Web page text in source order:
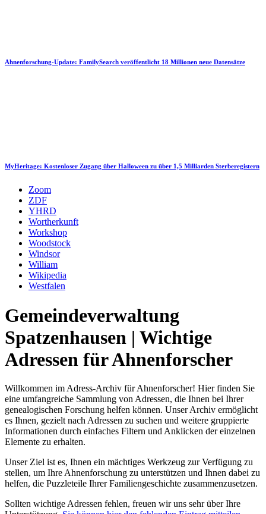
Ahnenforschung-Update: FamilySearch veröffentlicht 18 Millionen neue Datensätze
MyHeritage: Kostenloser Zugang über Halloween zu über 1,5 Milliarden Sterberegistern
Zoom
ZDF
YHRD
Wortherkunft
Workshop
Woodstock
Windsor
William
Wikipedia
Westfalen
Gemeindeverwaltung
Spatzenhausen | Wichtige
Adressen für Ahnenforscher
Willkommen im Adress-Archiv für Ahnenforscher! Hier finden Sie
eine umfangreiche Sammlung von Adressen, die Ihnen bei Ihrer
genealogischen Forschung helfen können. Unser Archiv ermöglicht
es Ihnen, gezielt nach Adressen zu suchen und weitere gruppierte
Informationen durch einfaches Filtern und Anklicken der einzelnen
Elemente zu erhalten.
Unser Ziel ist es, Ihnen ein mächtiges Werkzeug zur Verfügung zu
stellen, um Ihre Ahnenforschung zu unterstützen und Ihnen dabei zu
helfen, die Puzzleteile Ihrer Familiengeschichte zusammenzusetzen.
Sollten wichtige Adressen fehlen, freuen wir uns sehr über Ihre